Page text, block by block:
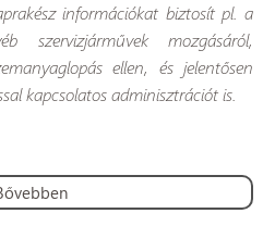
információkat biztosít pl. a
szervizjárművek mozgásáról,
ellen, és jelentősen
kapcsolatos adminisztrációt is.